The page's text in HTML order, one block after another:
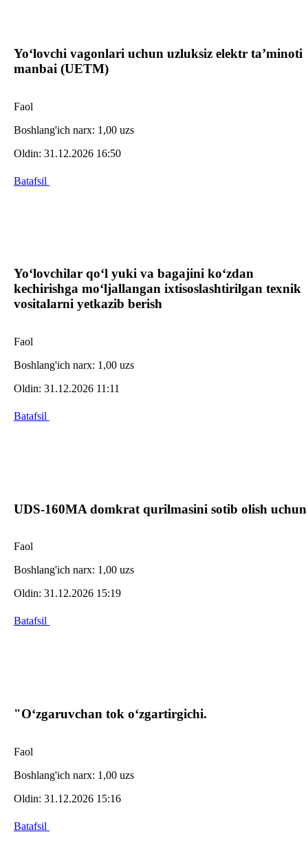
Yo‘lovchi vagonlari uchun uzluksiz elektr ta’minoti
manbai (UETM)
Faol
Boshlang'ich narx: 1,00 uzs
Oldin: 31.12.2026 16:50
Batafsil
Yo‘lovchilar qo‘l yuki va bagajini ko‘zdan
kechirishga mo‘ljallangan ixtisoslashtirilgan texnik
vositalarni yetkazib berish
Faol
Boshlang'ich narx: 1,00 uzs
Oldin: 31.12.2026 11:11
Batafsil
UDS-160MA domkrat qurilmasini sotib olish uchun
Faol
Boshlang'ich narx: 1,00 uzs
Oldin: 31.12.2026 15:19
Batafsil
"O‘zgaruvchan tok o‘zgartirgichi.
Faol
Boshlang'ich narx: 1,00 uzs
Oldin: 31.12.2026 15:16
Batafsil